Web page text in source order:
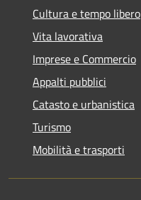
Cultura e tempo libero
Vita lavorativa
Imprese e Commercio
Appalti pubblici
Catasto e urbanistica
Turismo
Mobilità e trasporti